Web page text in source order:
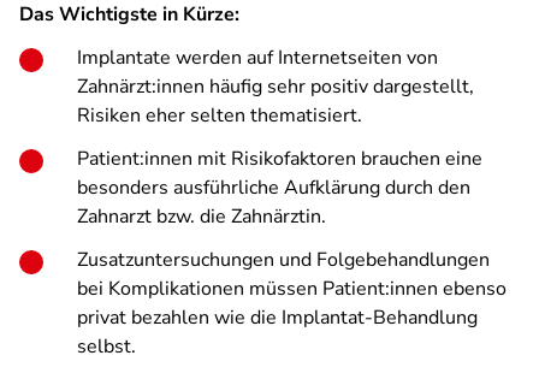
Das Wichtigste in Kürze:
Implantate werden auf Internetseiten von
Zahnärzt:innen häufig sehr positiv dargestellt,
Risiken eher selten thematisiert.
Patient:innen mit Risikofaktoren brauchen eine
besonders ausführliche Aufklärung durch den
Zahnarzt bzw. die Zahnärztin.
Zusatzuntersuchungen und Folgebehandlungen
bei Komplikationen müssen Patient:innen ebenso
privat bezahlen wie die Implantat-Behandlung
selbst.